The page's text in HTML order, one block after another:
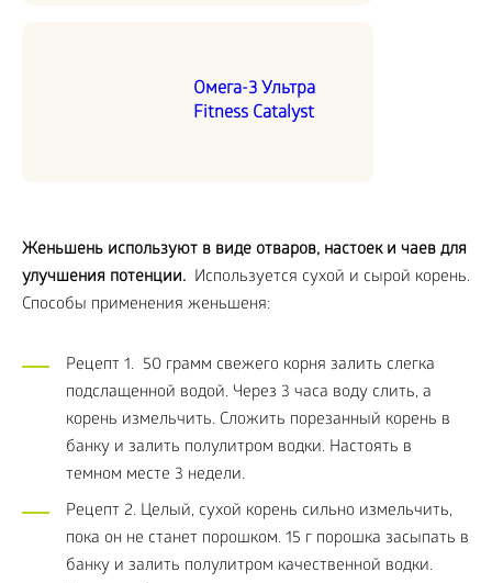
Омега-3 Ультра
Fitness Catalyst
Женьшень используют в виде отваров, настоек и чаев для
улучшения потенции. Используется сухой и сырой корень.
Способы применения женьшеня:
Рецепт 1. 50 грамм свежего корня залить слегка
подслащенной водой. Через 3 часа воду слить, а
корень измельчить. Сложить порезанный корень в
банку и залить полулитром водки. Настоять в
темном месте 3 недели.
Рецепт 2. Целый, сухой корень сильно измельчить,
пока он не станет порошком. 15 г порошка засыпать в
банку и залить полулитром качественной водки.